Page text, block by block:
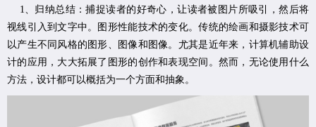
1、归纳总结：捕捉读者的好奇心，让读者被图片所吸引，然后将
视线引入到文字中。图形性能技术的变化。传统的绘画和摄影技术可
以产生不同风格的图形、图像和图像。尤其是近年来，计算机辅助设
计的应用，大大拓展了图形的创作和表现空间。然而，无论使用什么
方法，设计都可以概括为一个方面和抽象。